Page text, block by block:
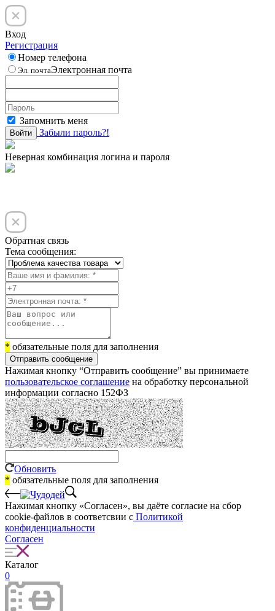
Вход
Регистрация
Номер телефона
Эл. почтаЭлектронная почта
Запомнить меня
Войти Забыли пароль?!
Неверная комбинация логина и пароля
Обратная связь
Тема сообщения:
* обязательные поля для заполнения
Отправить сообщение
Нажимая кнопку “Отправить сообщение” вы принимаете
пользовательское соглашение на обработку персональной
информации согласно 152ФЗ
Обновить
* обязательные поля для заполнения
Нажимая кнопку «Согласен», вы даёте cогласие на сбор
cookie-файлов в соответсвии с Политикой
конфиденциальности
Согласен
Каталог
0